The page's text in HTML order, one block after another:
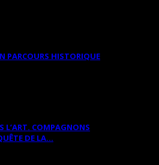
PARCOURS HISTORIQUE
L’ART. COMPAGNONS
DE LA...